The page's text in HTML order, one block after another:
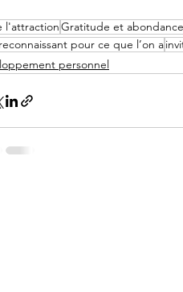
l'attractionGratitude et abondance
pour ce que l’on a
personnel